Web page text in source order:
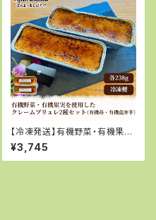
【冷凍発送】有機野菜・有機果実
を使用したクレームブリュレ2種
セット（有機苺・有機薩摩芋）
¥3,745